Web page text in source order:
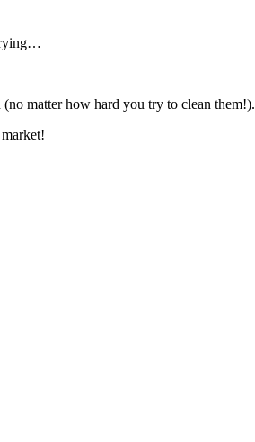
matter how hard you try to clean them!).